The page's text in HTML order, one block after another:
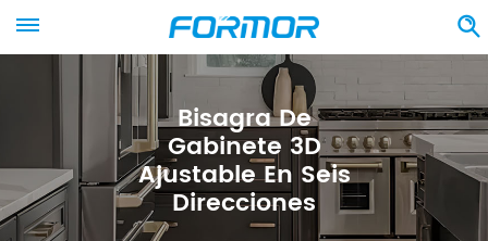
Bisagra De
Gabinete 3D
Ajustable En Seis
Direcciones